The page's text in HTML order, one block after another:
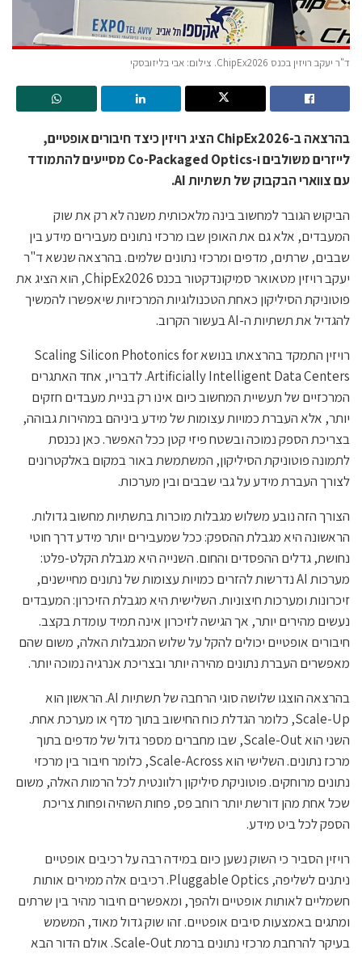
ד"ר יעקב רויזין בכנס ChipEx2026. צילום: אבי בליזובסקי
בהרצאה ב-ChipEx2026 הציג רויזין כיצד חיבורים אופטיים,
לייזרים משולבים ו-Co-Packaged Optics מסייעים להתמודד
עם צווארי הבקבוק של תשתיות AI.
הביקוש הגובר למחשוב בינה מלאכותית משנה לא רק את שוק
המעבדים, אלא גם את האופן שבו מרכזי נתונים מעבירים מידע בין
שבבים, שרתים, מדפים ומרכזי נתונים שלמים. בהרצאה שנשא ד"ר
יעקב רויזין מטאואר סמיקונדקטור בכנס ChipEx2026, הוא הציג את
פוטוניקת הסיליקון כאחת הטכנולוגיות המרכזיות שיאפשרו להמשיך
להגדיל את תשתיות ה-AI בעשור הקרוב.
רויזין התמקד בהרצאתו בנושא Scaling Silicon Photonics for
Artificially Intelligent Data Centers. לדבריו, אחד האתגרים
המרכזיים של תעשיית המחשוב כיום אינו רק בניית מעבדים חזקים
יותר, אלא העברת כמויות עצומות של מידע ביניהם במהירות גבוהה,
בצריכת הספק נמוכה ובשטח פיזי קטן ככל האפשר. כאן נכנסת
לתמונה פוטוניקת הסיליקון, המשתמשת באור במקום באלקטרונים
לצורך העברת מידע על גבי שבבים ובין מערכות.
הצורך הזה נובע משלוש מגבלות מוכרות בתשתיות מחשוב גדולות.
הראשונה היא מגבלת ההספק: ככל שמעבירים יותר מידע דרך חוטי
נחושת, גדלים ההפסדים והחום. השנייה היא מגבלת הקלט-פלט:
מערכות AI נדרשות להזרים כמויות עצומות של נתונים מחיישנים,
זיכרונות ומערכות חיצוניות. השלישית היא מגבלת הזיכרון: המעבדים
נעשים מהירים יותר, אך הגישה לזיכרון אינה תמיד עומדת בקצב.
חיבורים אופטיים יכולים להקל על שלוש המגבלות האלה, משום שהם
מאפשרים העברת נתונים מהירה יותר ובצריכת אנרגיה נמוכה יותר.
בהרצאה הוצגו שלושה סוגי הרחבה של תשתיות AI. הראשון הוא
Scale-Up, כלומר הגדלת כוח החישוב בתוך מדף או מערכת אחת.
השני הוא Scale-Out, שבו מחברים מספר גדול של מדפים בתוך
מרכז נתונים. השלישי הוא Scale-Across, כלומר חיבור בין מרכזי
נתונים מרוחקים. פוטוניקת סיליקון רלוונטית לכל הרמות האלה, משום
שכל אחת מהן דורשת יותר רוחב פס, פחות השהיה ופחות צריכת
הספק לכל ביט מידע.
רויזין הסביר כי השוק נשען כיום במידה רבה על רכיבים אופטיים
ניתנים לשליפה, Pluggable Optics. רכיבים אלה ממירים אותות
חשמליים לאותות אופטיים ולהפך, ומאפשרים חיבור מהיר בין שרתים
ומתגים באמצעות סיבים אופטיים. זהו שוק גדול מאוד, המשמש
בעיקר להרחבת מרכזי נתונים ברמת Scale-Out. אולם הדור הבא